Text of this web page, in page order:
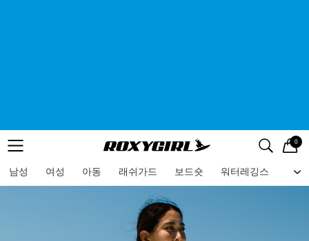
메뉴 검색
로고 0
남성 여성 아동 래쉬가드 보드숏 워터레깅스 비
메뉴